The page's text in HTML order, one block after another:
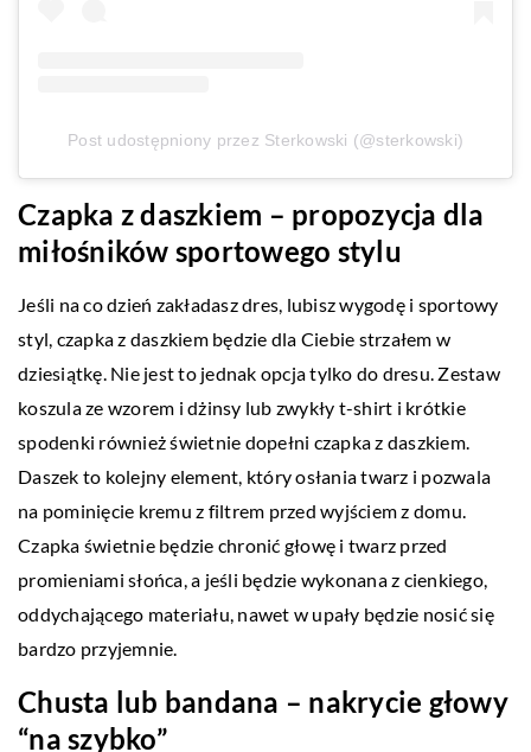
Post udostępniony przez Sterkowski (@sterkowski)
Czapka z daszkiem – propozycja dla
miłośników sportowego stylu
Jeśli na co dzień zakładasz dres, lubisz wygodę i sportowy
styl, czapka z daszkiem będzie dla Ciebie strzałem w
dziesiątkę. Nie jest to jednak opcja tylko do dresu. Zestaw
koszula ze wzorem i dżinsy lub zwykły t-shirt i krótkie
spodenki również świetnie dopełni czapka z daszkiem.
Daszek to kolejny element, który osłania twarz i pozwala
na pominięcie kremu z filtrem przed wyjściem z domu.
Czapka świetnie będzie chronić głowę i twarz przed
promieniami słońca, a jeśli będzie wykonana z cienkiego,
oddychającego materiału, nawet w upały będzie nosić się
bardzo przyjemnie.
Chusta lub bandana – nakrycie głowy
“na szybko”